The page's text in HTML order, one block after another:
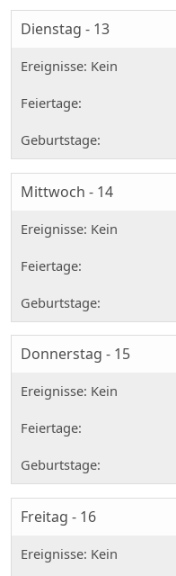
Dienstag - 13
Mittwoch - 14
Donnerstag - 15
Freitag - 16